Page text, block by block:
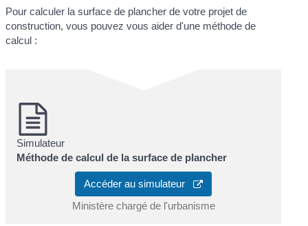
Pour calculer la surface de plancher de votre projet de
construction, vous pouvez vous aider d'une méthode de
calcul :
Simulateur
Méthode de calcul de la surface de plancher
Accéder au simulateur
Ministère chargé de l'urbanisme